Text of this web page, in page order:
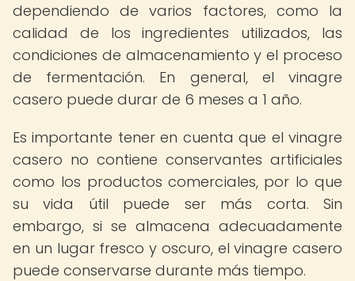
dependiendo de varios factores, como la
calidad de los ingredientes utilizados, las
condiciones de almacenamiento y el proceso
de fermentación. En general, el vinagre
casero puede durar de 6 meses a 1 año.
Es importante tener en cuenta que el vinagre
casero no contiene conservantes artificiales
como los productos comerciales, por lo que
su vida útil puede ser más corta. Sin
embargo, si se almacena adecuadamente
en un lugar fresco y oscuro, el vinagre casero
puede conservarse durante más tiempo.